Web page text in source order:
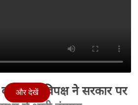
करंट, विपक्ष ने सरकार पर
और देखें